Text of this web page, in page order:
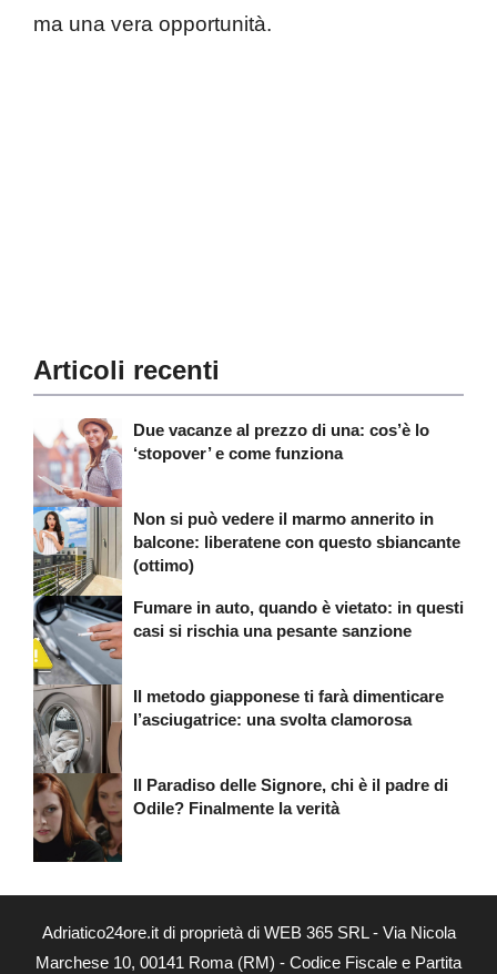
ma una vera opportunità.
Articoli recenti
Due vacanze al prezzo di una: cos’è lo
‘stopover’ e come funziona
Non si può vedere il marmo annerito in
balcone: liberatene con questo sbiancante
(ottimo)
Fumare in auto, quando è vietato: in questi
casi si rischia una pesante sanzione
Il metodo giapponese ti farà dimenticare
l’asciugatrice: una svolta clamorosa
Il Paradiso delle Signore, chi è il padre di
Odile? Finalmente la verità
Adriatico24ore.it di proprietà di WEB 365 SRL - Via Nicola
Marchese 10, 00141 Roma (RM) - Codice Fiscale e Partita